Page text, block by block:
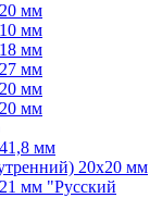
мм
мм
мм
мм
мм
мм
мм
20х20 мм
мм "Русский